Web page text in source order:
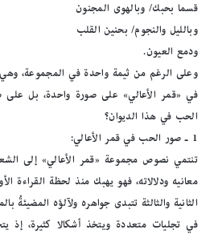
قسما بحبك/ وبالهوى المجنون
وبالليل والنجوم/ بحنين القلب
ودمع العيون.
وعلى الرغم من ثيمة واحدة في المجموعة، وهي
في «قمر الأعالي» على صورة واحدة، بل
الحب في هذا الديوان؟
1 ـ صور الحب في قمر الأعالي:
تنتمي نصوص مجموعة «قمر الأعالي» إلى
معانيه ودلالاته، فهو يهبك منذ لحظة القراءة
الثانية والثالثة تتبدى جواهره ولآلؤه
في تجليات متعددة ويتخذ أشكالا كثيرة،